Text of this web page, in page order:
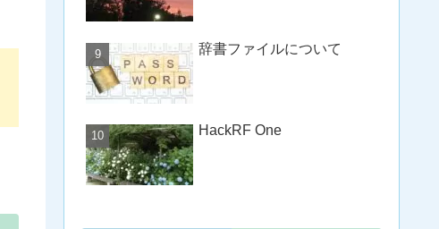
辞書ファイルについて
HackRF One